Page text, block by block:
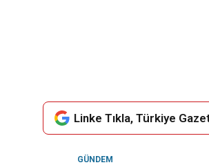
Linke Tıkla, Türkiye
GÜNDEM